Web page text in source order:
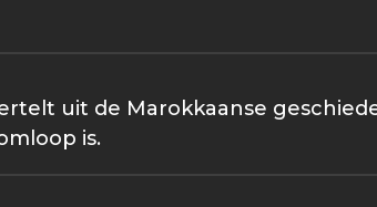
uit de Marokkaanse
is.